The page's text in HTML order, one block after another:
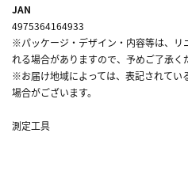
JAN
4975364164933
※パッケージ・デザイン・内容等は、リ
れる場合がありますので、予めご了承く
※お届け地域によっては、表記されてい
場合がございます。
測定工具